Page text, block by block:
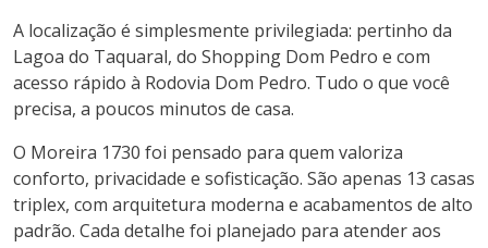
A localização é simplesmente privilegiada: pertinho da
Lagoa do Taquaral, do Shopping Dom Pedro e com
acesso rápido à Rodovia Dom Pedro. Tudo o que você
precisa, a poucos minutos de casa.
O Moreira 1730 foi pensado para quem valoriza
conforto, privacidade e sofisticação. São apenas 13 casas
triplex, com arquitetura moderna e acabamentos de alto
padrão. Cada detalhe foi planejado para atender aos